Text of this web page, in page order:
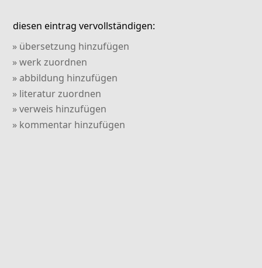
diesen eintrag vervollständigen:
» übersetzung hinzufügen
» werk zuordnen
» abbildung hinzufügen
» literatur zuordnen
» verweis hinzufügen
» kommentar hinzufügen